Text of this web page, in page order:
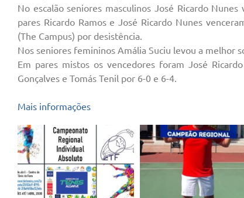
No escalão seniores masculinos José Ricardo
pares Ricardo Ramos e José Ricardo Nunes
(The Campus) por desistência.
Nos seniores femininos Amália Suciu levou a melhor
Em pares mistos os vencedores foram José
Gonçalves e Tomás Tenil por 6-0 e 6-4.
Mais informações